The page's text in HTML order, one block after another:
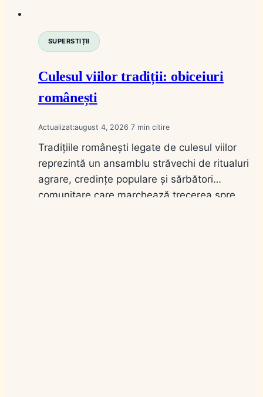
SUPERSTIȚII
Culesul viilor tradiții: obiceiuri
românești
Actualizat:august 4, 2026 7
Tradițiile românești legate de culesul viilor
reprezintă un ansamblu străvechi de ritualuri
agrare, credințe populare și sărbători
comunitare care marchează trecerea spre